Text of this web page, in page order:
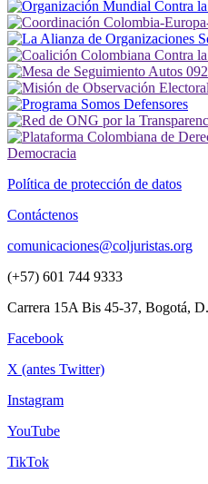
Política de protección de datos
Contáctenos
comunicaciones@coljuristas.org
(+57) 601 744 9333
Carrera 15A Bis 45-37, Bogotá,
Facebook
X (antes Twitter)
Instagram
YouTube
TikTok